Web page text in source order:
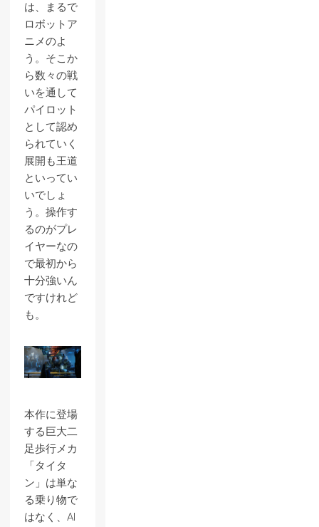
は、まるで
ロボットア
ニメのよ
う。そこか
ら数々の戦
いを通して
パイロット
として認め
られていく
展開も王道
といってい
いでしょ
う。操作す
るのがプレ
イヤーなの
で最初から
十分強いん
ですけれど
も。
本作に登場
する巨大二
足歩行メカ
「タイタ
ン」は単な
る乗り物で
はなく、AI